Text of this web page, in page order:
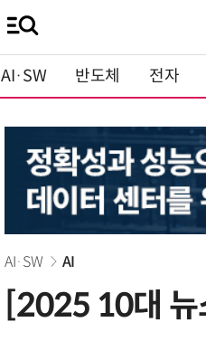
AI·SW 반도체 전자
AI·SW AI
[2025 10대 뉴